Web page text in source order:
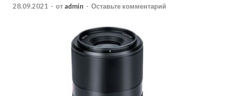
28.09.2021 - от admin - Оставьте комментарий